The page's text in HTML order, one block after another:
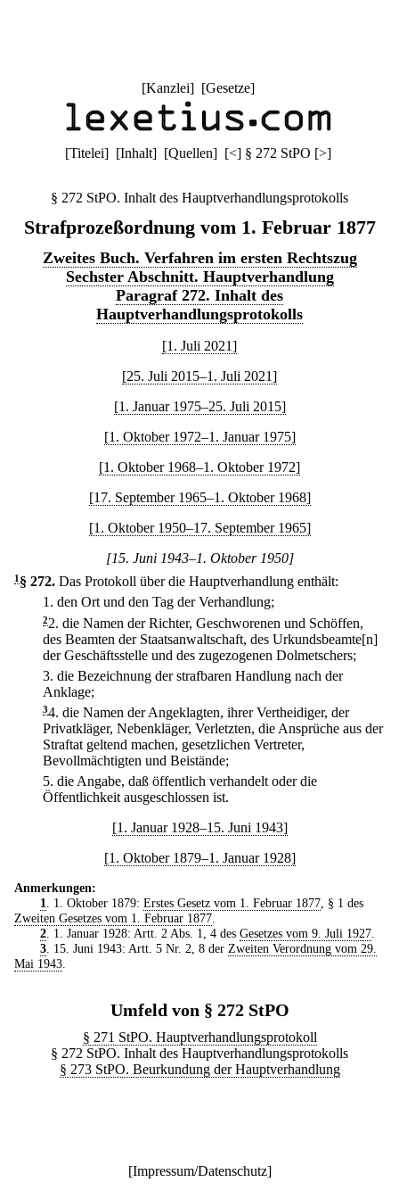
[Kanzlei] [Gesetze]
[Titelei] [Inhalt] [Quellen] [<] § 272 StPO [>]
§ 272 StPO. Inhalt des Hauptverhandlungsprotokolls
Strafprozeßordnung vom 1. Februar 1877
Zweites Buch. Verfahren im ersten Rechtszug
Sechster Abschnitt. Hauptverhandlung
Paragraf 272. Inhalt des
Hauptverhandlungsprotokolls
[1. Juli 2021]
[25. Juli 2015–1. Juli 2021]
[1. Januar 1975–25. Juli 2015]
[1. Oktober 1972–1. Januar 1975]
[1. Oktober 1968–1. Oktober 1972]
[17. September 1965–1. Oktober 1968]
[1. Oktober 1950–17. September 1965]
[15. Juni 1943–1. Oktober 1950]
1 § 272. Das Protokoll über die Hauptverhandlung enthält:
1. den Ort und den Tag der Verhandlung;
22. die Namen der Richter, Geschworenen und Schöffen,
des Beamten der Staatsanwaltschaft, des Urkundsbeamte[n]
der Geschäftsstelle und des zugezogenen Dolmetschers;
3. die Bezeichnung der strafbaren Handlung nach der
Anklage;
34. die Namen der Angeklagten, ihrer Vertheidiger, der
Privatkläger, Nebenkläger, Verletzten, die Ansprüche aus der
Straftat geltend machen, gesetzlichen Vertreter,
Bevollmächtigten und Beistände;
5. die Angabe, daß öffentlich verhandelt oder die
Öffentlichkeit ausgeschlossen ist.
[1. Januar 1928–15. Juni 1943]
[1. Oktober 1879–1. Januar 1928]
Anmerkungen:
1. 1. Oktober 1879: Erstes Gesetz vom 1. Februar 1877, § 1 des
Zweiten Gesetzes vom 1. Februar 1877.
2. 1. Januar 1928: Artt. 2 Abs. 1, 4 des Gesetzes vom 9. Juli 1927.
3. 15. Juni 1943: Artt. 5 Nr. 2, 8 der Zweiten Verordnung vom 29.
Mai 1943.
Umfeld von § 272 StPO
§ 271 StPO. Hauptverhandlungsprotokoll
§ 272 StPO. Inhalt des Hauptverhandlungsprotokolls
§ 273 StPO. Beurkundung der Hauptverhandlung
[Impressum/Datenschutz]